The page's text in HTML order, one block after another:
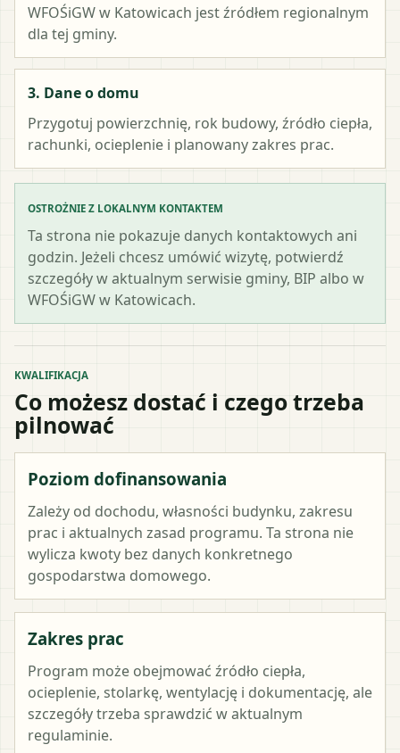
WFOŚiGW w Katowicach jest źródłem regionalnym
dla tej gminy.
3. Dane o domu
Przygotuj powierzchnię, rok budowy, źródło ciepła,
rachunki, ocieplenie i planowany zakres prac.
OSTROŻNIE Z LOKALNYM KONTAKTEM
Ta strona nie pokazuje danych kontaktowych ani
godzin. Jeżeli chcesz umówić wizytę, potwierdź
szczegóły w aktualnym serwisie gminy, BIP albo w
WFOŚiGW w Katowicach.
KWALIFIKACJA
Co możesz dostać i czego trzeba
pilnować
Poziom dofinansowania
Zależy od dochodu, własności budynku, zakresu
prac i aktualnych zasad programu. Ta strona nie
wylicza kwoty bez danych konkretnego
gospodarstwa domowego.
Zakres prac
Program może obejmować źródło ciepła,
ocieplenie, stolarkę, wentylację i dokumentację, ale
szczegóły trzeba sprawdzić w aktualnym
regulaminie.